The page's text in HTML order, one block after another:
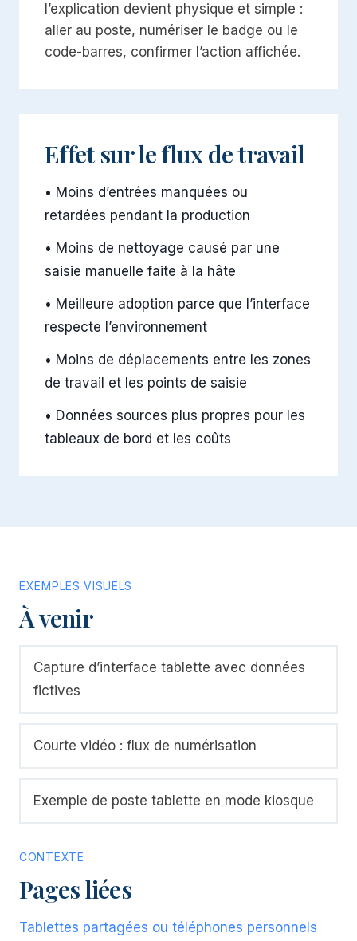
l’explication devient physique et simple :
aller au poste, numériser le badge ou le
code-barres, confirmer l’action affichée.
Effet sur le flux de travail
• Moins d’entrées manquées ou
retardées pendant la production
• Moins de nettoyage causé par une
saisie manuelle faite à la hâte
• Meilleure adoption parce que l’interface
respecte l’environnement
• Moins de déplacements entre les zones
de travail et les points de saisie
• Données sources plus propres pour les
tableaux de bord et les coûts
EXEMPLES VISUELS
À venir
Capture d’interface tablette avec données
fictives
Courte vidéo : flux de numérisation
Exemple de poste tablette en mode kiosque
CONTEXTE
Pages liées
Tablettes partagées ou téléphones personnels